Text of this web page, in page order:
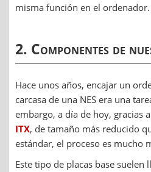
misma función en el ordenador.
2. Componentes de
Hace unos años, encajar un
carcasa de una NES era una
embargo, a día de hoy, gracias
ITX, de tamaño más reducido
estándar, el proceso es mucho
Este tipo de placas base